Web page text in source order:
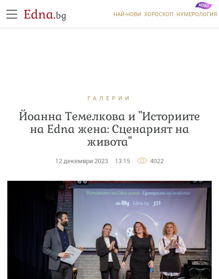
Edna.bg НАЙ-НОВИ ХОРОСКОП НУМЕРОЛОГИЯ
ГАЛЕРИИ
Йоанна Темелкова и "Историите
на Edna жена: Сценарият на
живота"
12 декември 2023 13:15 4022